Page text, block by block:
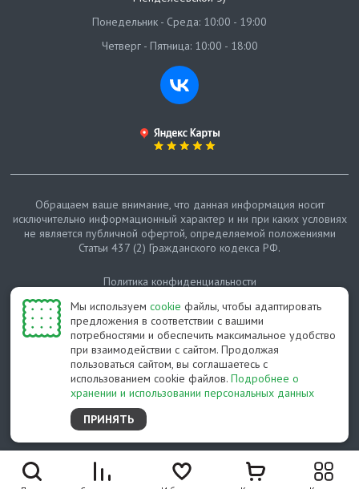
Мы используем cookie файлы, чтобы адаптировать
предложения в соответствии с вашими
потребностями и обеспечить максимальное удобство
при взаимодействии с сайтом. Продолжая
пользоваться сайтом, вы соглашаетесь с
использованием cookie файлов. Подробнее о
хранении и использовании персональных данных
ПРИНЯТЬ
Понедельник - Среда: 10:00 - 19:00
Четверг - Пятница: 10:00 - 18:00
© Протепло-СПб, 2011-2026
Обращаем ваше внимание, что данная информация носит
исключительно информационный характер и ни при каких условиях
не является публичной офертой, определяемой положениями
Статьи 437 (2) Гражданского кодекса РФ.
Политика конфиденциальности
Карта сайта
Разработано студией Feel Good St